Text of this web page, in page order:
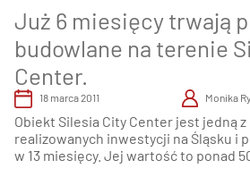
Już 6 miesięcy trwają
budowlane na terenie
Center.
18 marca 2011 Monika
Obiekt Silesia City Center jest jedną
realizowanych inwestycji na Śląsku i
w 13 miesięcy. Jej wartość to ponad